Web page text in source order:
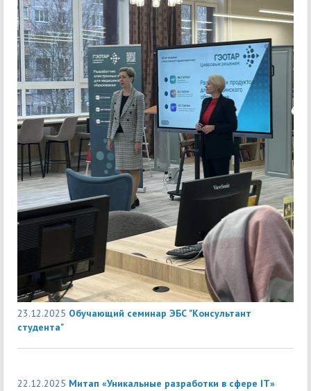
23.12.2025 Обучающий семинар ЭБС "Консультант
студента"
22.12.2025 Митап «Уникальные разработки в сфере IT»